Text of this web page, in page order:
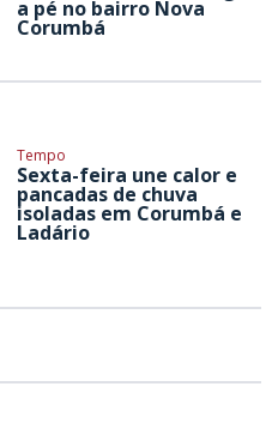
a pé no bairro Nova
Corumbá
Tempo
Sexta-feira une calor e
pancadas de chuva
isoladas em Corumbá e
Ladário